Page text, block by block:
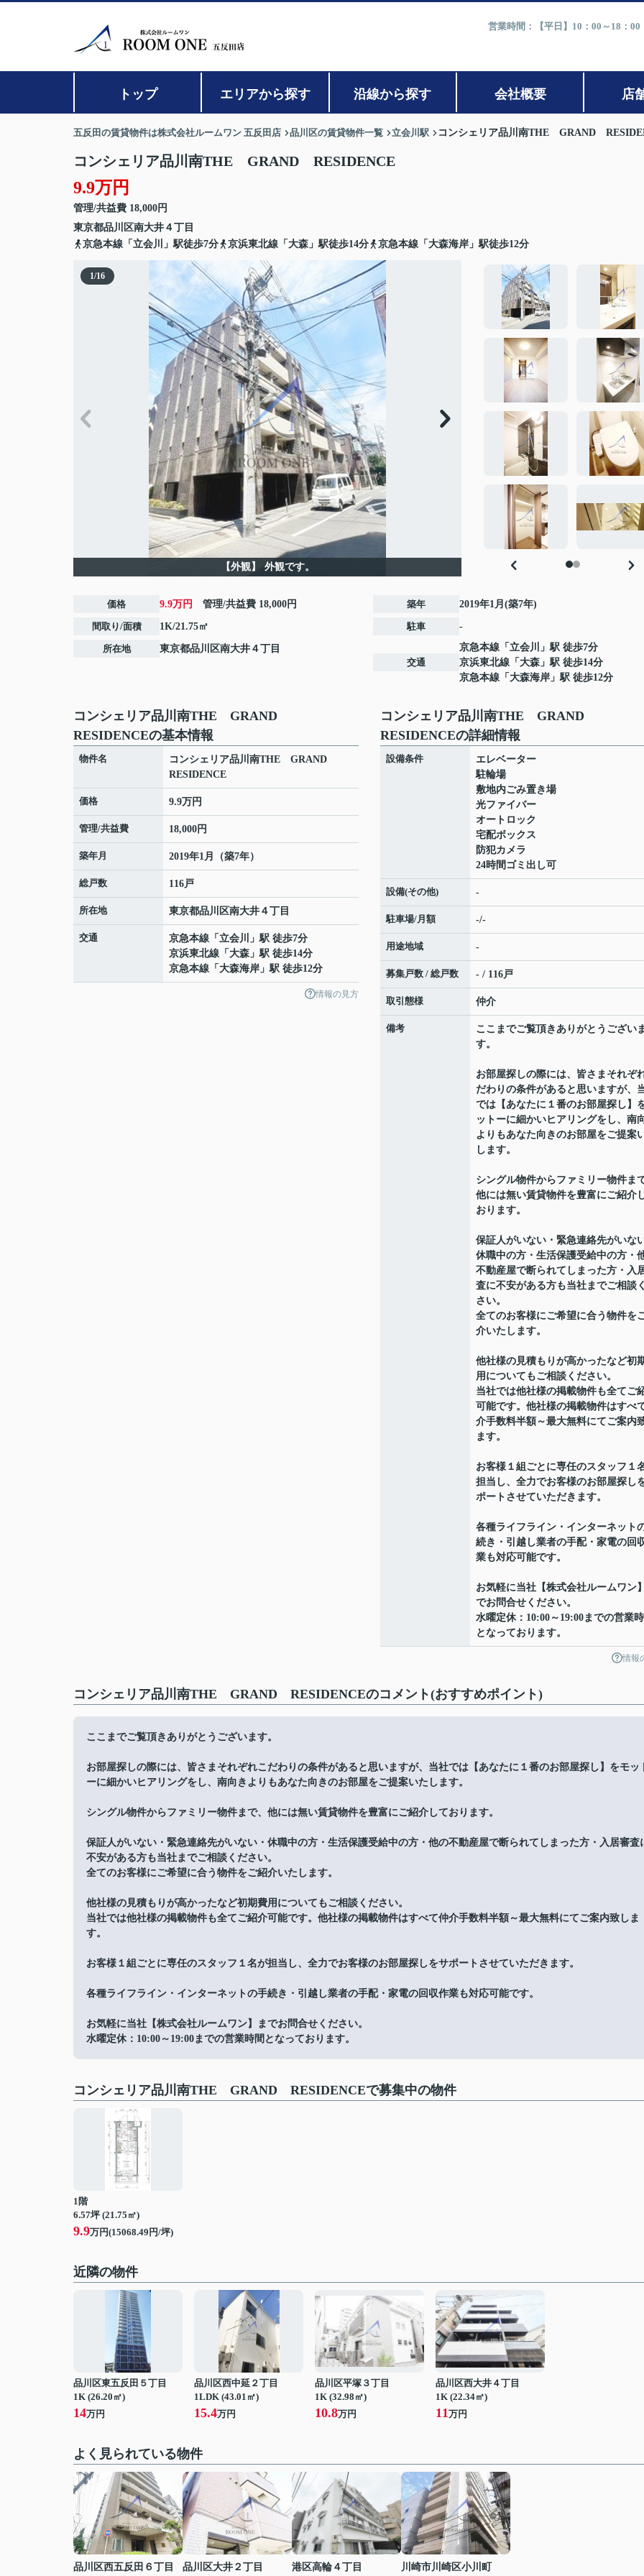
営業時間：【平日】10：00～18：
トップ エリアから探す 沿線から探す 会社概要 店
五反田の賃貸物件は株式会社ルームワン 五反田店 品川区の賃貸物件一覧 立会川駅 コンシェリア品川南THE GRAND
コンシェリア品川南THE GRAND RESIDENCE
9.9万円
管理/共益費 18,000円
東京都品川区南大井 ４丁目
京急本線「立会川」駅徒歩7分
京浜東北線「大森」駅徒歩14分 京急本線「大森海岸」駅徒歩12分
1/16
【外観】 外観です。
価格 9.9万円 管理/共益費 18,000円
間取り/面積 1K/21.75㎡
所在地 東京都品川区南大井 ４丁目
築年 2019年1月(築7年)
駐車 -
交通
京急本線 「 立会川
」駅 徒歩7分
京浜東北線 「 大森 」駅 徒歩14分
京急本線 「 大森海岸 」駅 徒歩12分
コンシェリア品川南THE GRAND
RESIDENCEの基本情報
物件名
コンシェリア品川南THE GRAND
RESIDENCE
価格 9.9万円
管理/共益費 18,000円
築年月 2019年1月（築7年）
総戸数 116戸
所在地 東京都品川区南大井 ４丁目
交通 京急本線 「 立会川
」駅 徒歩7分
京浜東北線 「 大森 」駅 徒歩14分
京急本線 「 大森海岸 」駅 徒歩12分
情報の見方
コンシェリア品川南THE GRAND
RESIDENCEの詳細情報
設備条件
エレベーター
駐輪場
敷地内ごみ置き場
光ファイバー
オートロック
宅配ボックス
防犯カメラ
24時間ゴミ出し可
設備(その他) -
駐車場/月額 -/-
用途地域 -
募集戸数 / 総戸数 - / 116戸
取引態様 仲介
備考
ここまでご覧頂きありがとうござい
す。
お部屋探しの際には、皆さまそれぞ
だわりの条件があると思いますが、
では【あなたに１番のお部屋探し】
ットーに細かいヒアリングをし、南
よりもあなた向きのお部屋をご提案
します。
シングル物件からファミリー物件まで
他には無い賃貸物件を豊富にご紹介
おります。
保証人がいない・緊急連絡先がいな
休職中の方・生活保護受給中の方・
不動産屋で断られてしまった方・入
査に不安がある方も当社までご相談
さい。
全てのお客様にご希望に合う物件を
介いたします。
他社様の見積もりが高かったなど初
用についてもご相談ください。
当社では他社様の掲載物件も全てご
可能です。他社様の掲載物件はすべ
介手数料半額～最大無料にてご案内
ます。
お客様１組ごとに専任のスタッフ１
担当し、全力でお客様のお部屋探し
ポートさせていただきます。
各種ライフライン・インターネット
続き・引越し業者の手配・家電の回
業も対応可能です。
お気軽に当社【株式会社ルームワン
でお問合せください。
水曜定休：10:00～19:00までの営業
となっております。
情報
コンシェリア品川南THE GRAND RESIDENCEのコメント(おすすめポイント)
ここまでご覧頂きありがとうございます。
お部屋探しの際には、皆さまそれぞれこだわりの条件があると思いますが、当社では【あなたに１番のお部屋探し】をモッ
ーに細かいヒアリングをし、南向きよりもあなた向きのお部屋をご提案いたします。
シングル物件からファミリー物件まで、他には無い賃貸物件を豊富にご紹介しております。
保証人がいない・緊急連絡先がいない・休職中の方・生活保護受給中の方・他の不動産屋で断られてしまった方・入居審査
不安がある方も当社までご相談ください。
全てのお客様にご希望に合う物件をご紹介いたします。
他社様の見積もりが高かったなど初期費用についてもご相談ください。
当社では他社様の掲載物件も全てご紹介可能です。他社様の掲載物件はすべて仲介手数料半額～最大無料にてご案内致しま
す。
お客様１組ごとに専任のスタッフ１名が担当し、全力でお客様のお部屋探しをサポートさせていただきます。
各種ライフライン・インターネットの手続き・引越し業者の手配・家電の回収作業も対応可能です。
お気軽に当社【株式会社ルームワン】までお問合せください。
水曜定休：10:00～19:00までの営業時間となっております。
コンシェリア品川南THE GRAND RESIDENCEで募集中の物件
1階
6.57坪 (21.75㎡)
9.9万円(15068.49円/坪)
近隣の物件
品川区東五反田５丁目
1K (26.20㎡)
14万円
品川区西中延２丁目
1LDK (43.01㎡)
15.4万円
品川区平塚３丁目
1K (32.98㎡)
10.8万円
品川区西大井４丁目
1K (22.34㎡)
11万円
よく見られている物件
品川区西五反田６丁目 品川区大井２丁目 港区高輪４丁目 川崎市川崎区小川町